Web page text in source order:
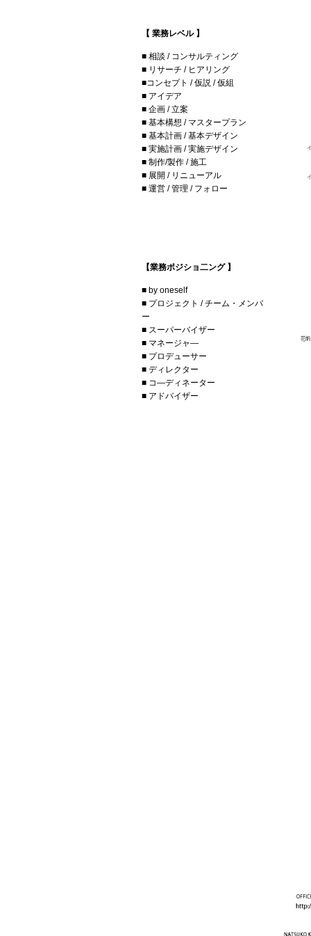
【 業務レベル 】
■ 相談 / コンサルティング
■ リサーチ / ヒアリング
■コンセプト / 仮説 / 仮組
■ アイデア
■ 企画 / 立案
■ 基本構想 / マスタープラン
■ 基本計画 / 基本デザイン
■ 実施計画 / 実施デザイン
■ 制作/製作 / 施工
■ 展開 / リニューアル
■ 運営 / 管理 / フォロー
【業務ポジショ二ング 】
■ by oneself
■ プロジェクト / チーム・メンバ
ー
■ スーパーバイザー
■ マネージャ―
■ プロデューサー
■ ディレクター
■ コ―ディネーター
■ アドバイザー